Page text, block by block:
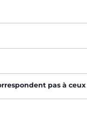
pas à